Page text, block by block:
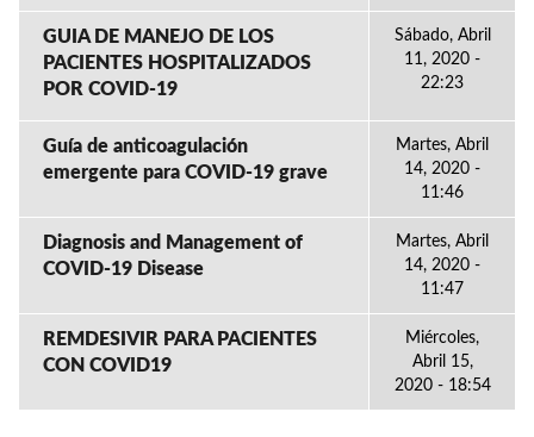
GUIA DE MANEJO DE LOS
PACIENTES HOSPITALIZADOS
POR COVID-19
Sábado, Abril
11, 2020 -
22:23
Guía de anticoagulación
emergente para COVID-19 grave
Martes, Abril
14, 2020 -
11:46
Diagnosis and Management of
COVID-19 Disease
Martes, Abril
14, 2020 -
11:47
REMDESIVIR PARA PACIENTES
CON COVID19
Miércoles,
Abril 15,
2020 - 18:54